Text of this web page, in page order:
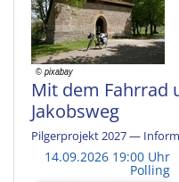
Mit dem Fahrrad
Jakobsweg
Pilgerprojekt 2027 —
14.09.2026 19:00 Uhr
Polling